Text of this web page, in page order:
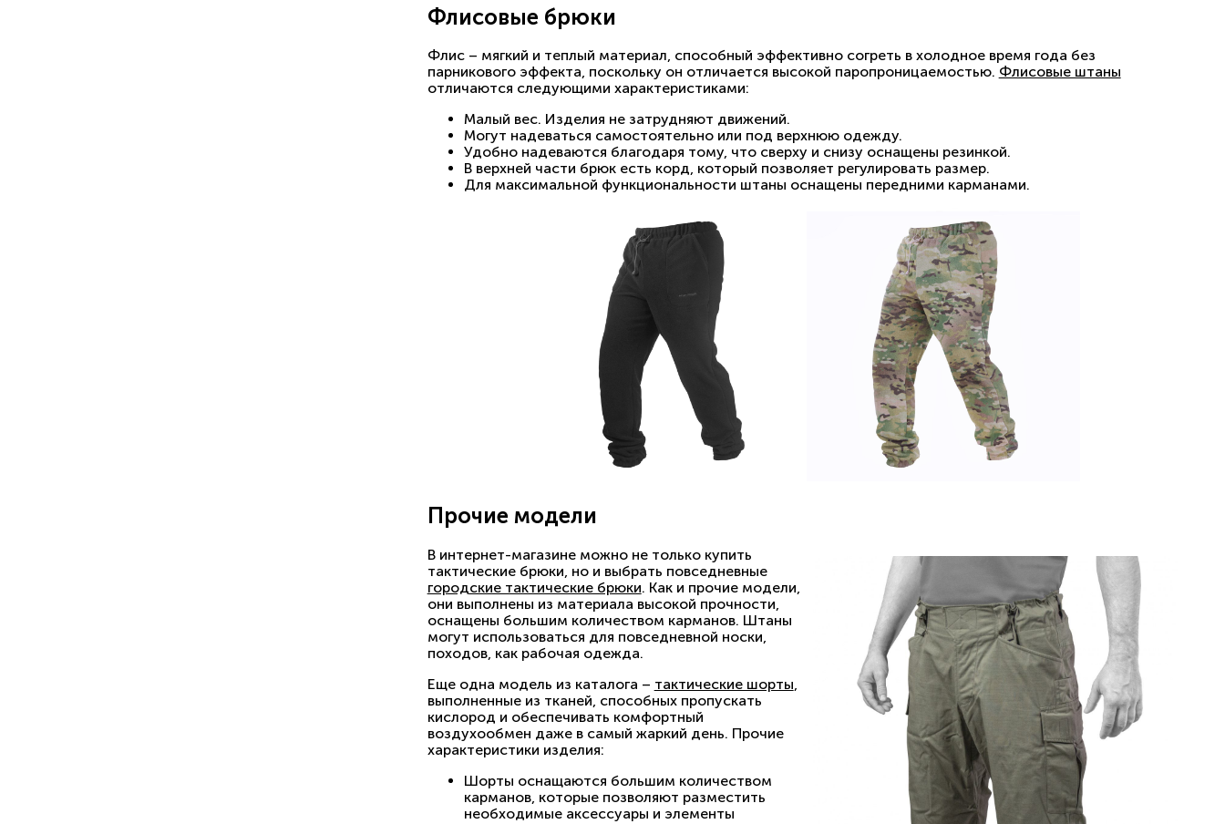
Флисовые брюки
Флис – мягкий и теплый материал, способный эффективно согреть в холодное время года без
парникового эффекта, поскольку он отличается высокой паропроницаемостью. Флисовые штаны
отличаются следующими характеристиками:
Малый вес. Изделия не затрудняют движений.
Могут надеваться самостоятельно или под верхнюю одежду.
Удобно надеваются благодаря тому, что сверху и снизу оснащены резинкой.
В верхней части брюк есть корд, который позволяет регулировать размер.
Для максимальной функциональности штаны оснащены передними карманами.
Прочие модели
В интернет-магазине можно не только купить
тактические брюки, но и выбрать повседневные
городские тактические брюки. Как и прочие модели,
они выполнены из материала высокой прочности,
оснащены большим количеством карманов. Штаны
могут использоваться для повседневной носки,
походов, как рабочая одежда.
Еще одна модель из каталога – тактические шорты,
выполненные из тканей, способных пропускать
кислород и обеспечивать комфортный
воздухообмен даже в самый жаркий день. Прочие
характеристики изделия:
Шорты оснащаются большим количеством
карманов, которые позволяют разместить
необходимые аксессуары и элементы